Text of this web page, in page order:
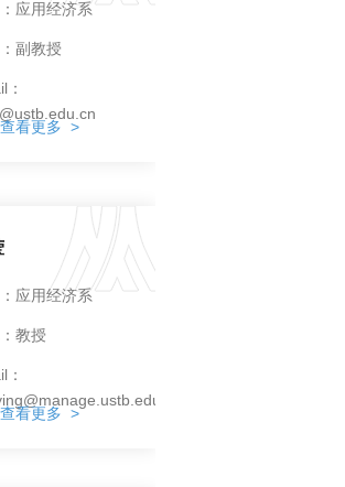
应用经济系
副教授
：
看更多 >
应用经济系
教授
：
看更多 >